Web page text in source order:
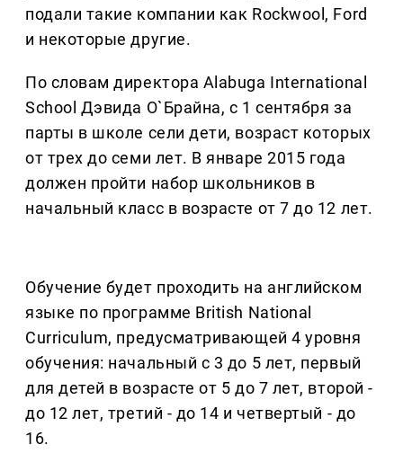
подали такие компании как Rockwool, Ford
и некоторые другие.
По словам директора Alabuga International
School Дэвида O`Брайна, с 1 сентября за
парты в школе сели дети, возраст которых
от трех до семи лет. В январе 2015 года
должен пройти набор школьников в
начальный класс в возрасте от 7 до 12 лет.
Обучение будет проходить на английском
языке по программе British National
Curriculum, предусматривающей 4 уровня
обучения: начальный с 3 до 5 лет, первый
для детей в возрасте от 5 до 7 лет, второй -
до 12 лет, третий - до 14 и четвертый - до
16.